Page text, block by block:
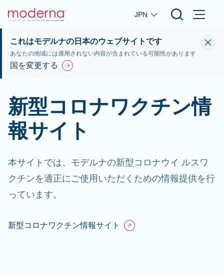
Skip to main content
JPN
これはモデルナの日本のウェブサイトです
あなたの地域には適用されない内容が含まれている可能性があります
国を変更する
新型コロナワクチン情
報サイト
本サイトでは、モデルナの新型コロナウイ ルスワ
クチンを適正にご使用いただくための情報提供を行
っています。
新型コロナワクチン情報サイト